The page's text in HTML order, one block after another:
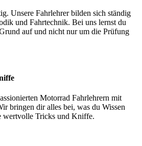
Unsere Fahrlehrer bilden sich ständig
und Fahrtechnik. Bei uns lernst du
auf und nicht nur um die Prüfung
Motorrad Fahrlehrern mit
bringen dir alles bei, was du Wissen
wertvolle Tricks und Kniffe.